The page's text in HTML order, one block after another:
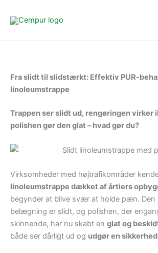
Fra slidt til slidstærkt: Effektiv PUR-
linoleumstrappe
Trappen ser slidt ud, rengøringen virker
polishen gør den glat – hvad gør du?
Virksomheder med højtrafikområder
linoleumstrappe dækket af årtiers
begynder at blive svær at holde pæn. Den
belægning er slidt, og polishen, der
skinnende, har nu skabt en glat og
både ser dårligt ud og udgør en